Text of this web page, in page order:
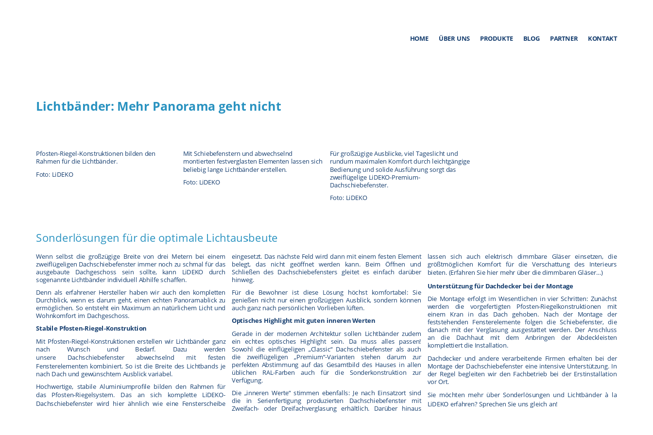
HOME ÜBER UNS PRODUKTE BLOG PARTNER KONTAKT
Lichtbänder: Mehr Panorama geht nicht
Pfosten-Riegel-Konstruktionen bilden den
Rahmen für die Lichtbänder.
Foto: LiDEKO
Mit Schiebefenstern und abwechselnd
montierten festverglasten Elementen lassen sich
beliebig lange Lichtbänder erstellen.
Foto: LiDEKO
Für großzügige Ausblicke, viel Tageslicht und
rundum maximalen Komfort durch leichtgängige
Bedienung und solide Ausführung sorgt das
zweiflügelige LiDEKO-Premium-
Dachschiebefenster.
Foto: LiDEKO
Sonderlösungen für die optimale Lichtausbeute
Wenn selbst die großzügige Breite von drei Metern bei einem
zweiflügeligen Dachschiebefenster immer noch zu schmal für das
ausgebaute Dachgeschoss sein sollte, kann LiDEKO durch
sogenannte Lichtbänder individuell Abhilfe schaffen.
Denn als erfahrener Hersteller haben wir auch den kompletten
Durchblick, wenn es darum geht, einen echten Panoramablick zu
ermöglichen. So entsteht ein Maximum an natürlichem Licht und
Wohnkomfort im Dachgeschoss.
Stabile Pfosten-Riegel-Konstruktion
Mit Pfosten-Riegel-Konstruktionen erstellen wir Lichtbänder ganz
nach Wunsch und Bedarf. Dazu werden
unsere Dachschiebefenster abwechselnd mit festen
Fensterelementen kombiniert. So ist die Breite des Lichtbands je
nach Dach und gewünschtem Ausblick variabel.
Hochwertige, stabile Aluminiumprofile bilden den Rahmen für
das Pfosten-Riegelsystem. Das an sich komplette LiDEKO-
Dachschiebefenster wird hier ähnlich wie eine Fensterscheibe
eingesetzt. Das nächste Feld wird dann mit einem festen Element
belegt, das nicht geöffnet werden kann. Beim Öffnen und
Schließen des Dachschiebefensters gleitet es einfach darüber
hinweg.
Für die Bewohner ist diese Lösung höchst komfortabel: Sie
genießen nicht nur einen großzügigen Ausblick, sondern können
auch ganz nach persönlichen Vorlieben lüften.
Optisches Highlight mit guten inneren Werten
Gerade in der modernen Architektur sollen Lichtbänder zudem
ein echtes optisches Highlight sein. Da muss alles passen!
Sowohl die einflügeligen „Classic“ Dachschiebefenster als auch
die zweiflügeligen „Premium“-Varianten stehen darum zur
perfekten Abstimmung auf das Gesamtbild des Hauses in allen
üblichen RAL-Farben auch für die Sonderkonstruktion zur
Verfügung.
Die „inneren Werte“ stimmen ebenfalls: Je nach Einsatzort sind
die in Serienfertigung produzierten Dachschiebefenster mit
Zweifach- oder Dreifachverglasung erhältlich. Darüber hinaus
lassen sich auch elektrisch dimmbare Gläser einsetzen, die
größtmöglichen Komfort für die Verschattung des Interieurs
bieten. (Erfahren Sie hier mehr über die dimmbaren Gläser…)
Unterstützung für Dachdecker bei der Montage
Die Montage erfolgt im Wesentlichen in vier Schritten: Zunächst
werden die vorgefertigten Pfosten-Riegelkonstruktionen mit
einem Kran in das Dach gehoben. Nach der Montage der
feststehenden Fensterelemente folgen die Schiebefenster, die
danach mit der Verglasung ausgestattet werden. Der Anschluss
an die Dachhaut mit dem Anbringen der Abdeckleisten
komplettiert die Installation.
Dachdecker und andere verarbeitende Firmen erhalten bei der
Montage der Dachschiebefenster eine intensive Unterstützung. In
der Regel begleiten wir den Fachbetrieb bei der Erstinstallation
vor Ort.
Sie möchten mehr überSonderlösungen und Lichtbänder à la
LiDEKO erfahren?Sprechen Sie uns gleich an!